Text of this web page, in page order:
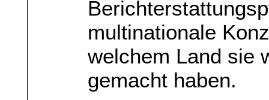
multinationale
welchem Land sie
gemacht haben.